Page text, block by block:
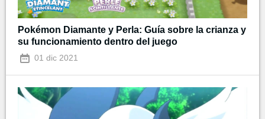
Pokémon Diamante y Perla: Guía sobre la crianza y
su funcionamiento dentro del juego
01 dic 2021